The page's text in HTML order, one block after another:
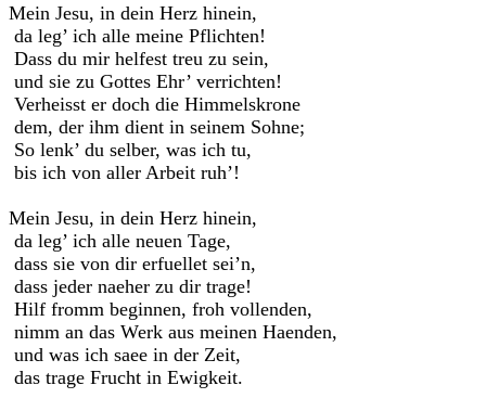
Mein Jesu, in dein Herz hinein,
da leg’ ich alle meine Pflichten!
Dass du mir helfest treu zu sein,
und sie zu Gottes Ehr’ verrichten!
Verheisst er doch die Himmelskrone
dem, der ihm dient in seinem Sohne;
So lenk’ du selber, was ich tu,
bis ich von aller Arbeit ruh’!
Mein Jesu, in dein Herz hinein,
da leg’ ich alle neuen Tage,
dass sie von dir erfuellet sei’n,
dass jeder naeher zu dir trage!
Hilf fromm beginnen, froh vollenden,
nimm an das Werk aus meinen Haenden,
und was ich saee in der Zeit,
das trage Frucht in Ewigkeit.